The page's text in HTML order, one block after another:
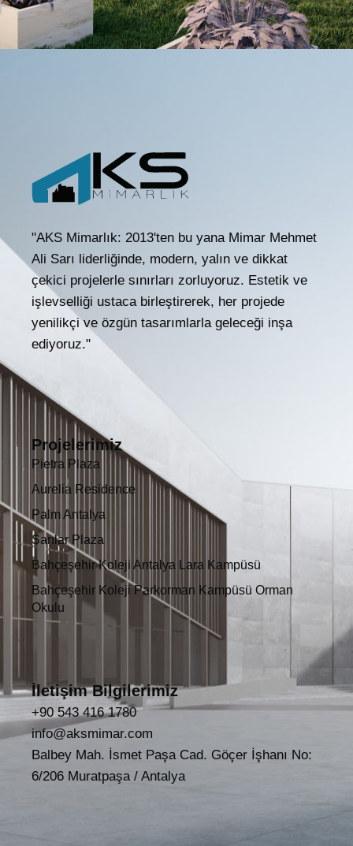
"AKS Mimarlık: 2013'ten bu yana Mimar Mehmet
Ali Sarı liderliğinde, modern, yalın ve dikkat
çekici projelerle sınırları zorluyoruz. Estetik ve
işlevselliği ustaca birleştirerek, her projede
yenilikçi ve özgün tasarımlarla geleceği inşa
ediyoruz."
Projelerimiz
Pietra Plaza
Aurelia Residence
Palm Antalya
Sarılar Plaza
Bahçeşehir Koleji Antalya Lara Kampüsü
Bahçeşehir Koleji Parkorman Kampüsü Orman
Okulu
İletişim Bilgilerimiz
+90 543 416 1780
info@aksmimar.com
Balbey Mah. İsmet Paşa Cad. Göçer İşhanı No:
6/206 Muratpaşa / Antalya